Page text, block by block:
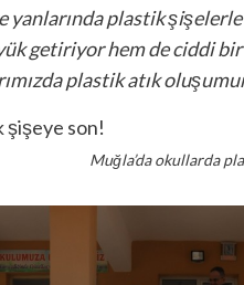
yanlarında plastik
getiriyor hem de ciddi
plastik atık
Muğla’da okullarda